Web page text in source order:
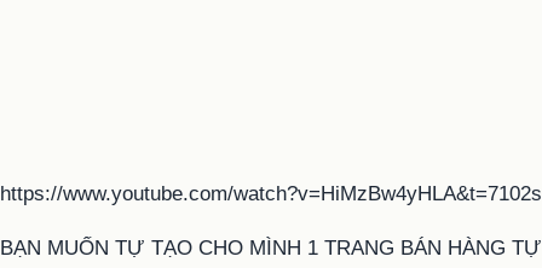
https://www.youtube.com/watch?v=HiMzBw4yHLA&t=7102s
BẠN MUỐN TỰ TẠO CHO MÌNH 1 TRANG BÁN HÀNG TỰ